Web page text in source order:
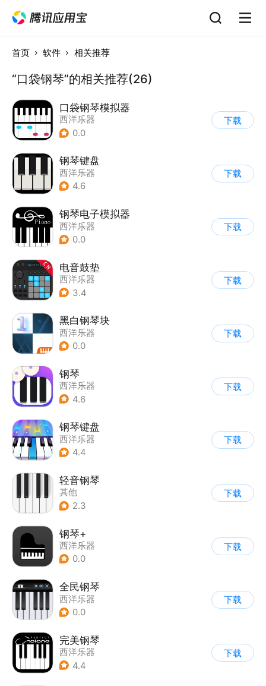
首页 软件 相关推荐
“口袋钢琴”的相关推荐(26)
口袋钢琴模拟器
西洋乐器
0.0
下载
钢琴键盘
西洋乐器
4.6
下载
钢琴电子模拟器
西洋乐器
0.0
下载
电音鼓垫
西洋乐器
3.4
下载
黑白钢琴块
西洋乐器
0.0
下载
钢琴
西洋乐器
4.6
下载
钢琴键盘
西洋乐器
4.4
下载
轻音钢琴
其他
2.3
下载
钢琴+
西洋乐器
0.0
下载
全民钢琴
西洋乐器
0.0
下载
完美钢琴
西洋乐器
4.4
下载